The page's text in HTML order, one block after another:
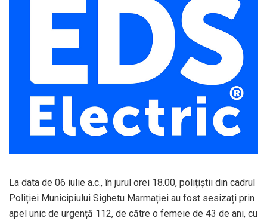
La data de 06 iulie a.c., în jurul orei 18.00, polițiștii din cadrul
Poliției Municipiului Sighetu Marmației au fost sesizați prin
apel unic de urgență 112, de către o femeie de 43 de ani, cu